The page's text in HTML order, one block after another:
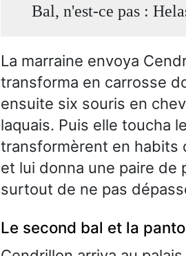
Bal, n'est-ce pas :
La marraine envoya
transforma en carrosse
ensuite six souris en
laquais. Puis elle toucha
transformèrent en habits
et lui donna une paire de
surtout de ne pas
Le second bal et la